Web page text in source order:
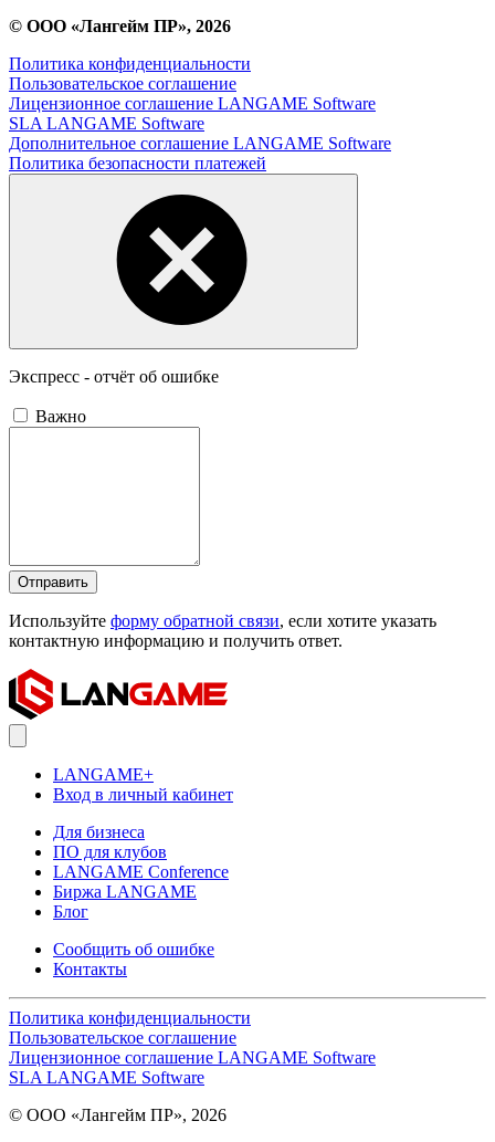
© ООО «Лангейм ПР», 2026
Политика конфиденциальности
Пользовательское соглашение
Лицензионное соглашение LANGAME Software
SLA LANGAME Software
Дополнительное соглашение LANGAME Software
Политика безопасности платежей
Экспресс - отчёт об ошибке
Важно
Отправить
Используйте форму обратной связи, если хотите указать
контактную информацию и получить ответ.
LANGAME+
Вход в личный кабинет
Для бизнеса
ПО для клубов
LANGAME Conference
Биржа LANGAME
Блог
Сообщить об ошибке
Контакты
Политика конфиденциальности
Пользовательское соглашение
Лицензионное соглашение LANGAME Software
SLA LANGAME Software
© ООО «Лангейм ПР», 2026